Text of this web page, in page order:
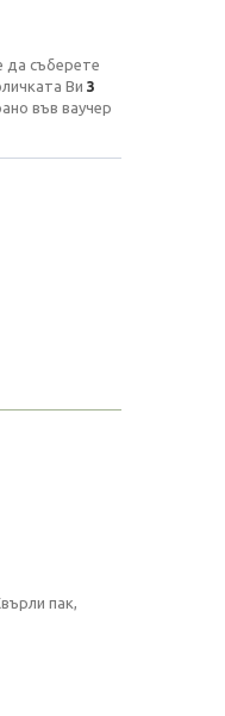
да съберете
Ви 3
във ваучер
пак,